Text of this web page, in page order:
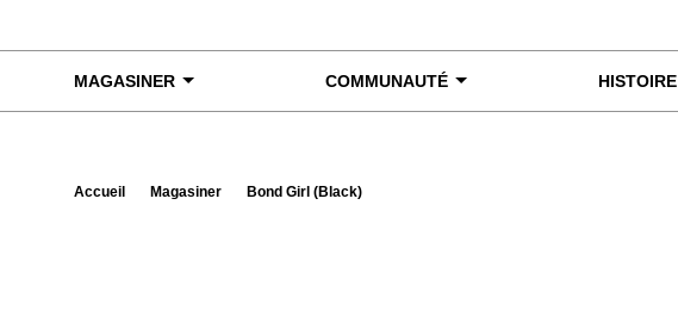
MAGASINER COMMUNAUTÉ HISTOIRE
Accueil Magasiner Bond Girl (Black)